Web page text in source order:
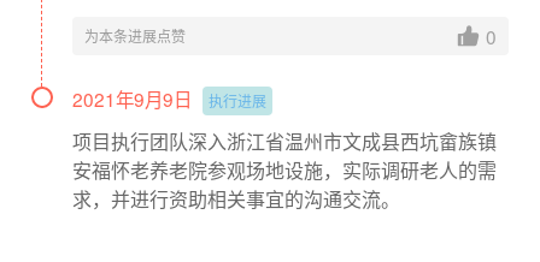
为本条进展点赞 0
2021年9月9日 执行进展
项目执行团队深入浙江省温州市文成县西坑畲族镇
安福怀老养老院参观场地设施，实际调研老人的需
求，并进行资助相关事宜的沟通交流。